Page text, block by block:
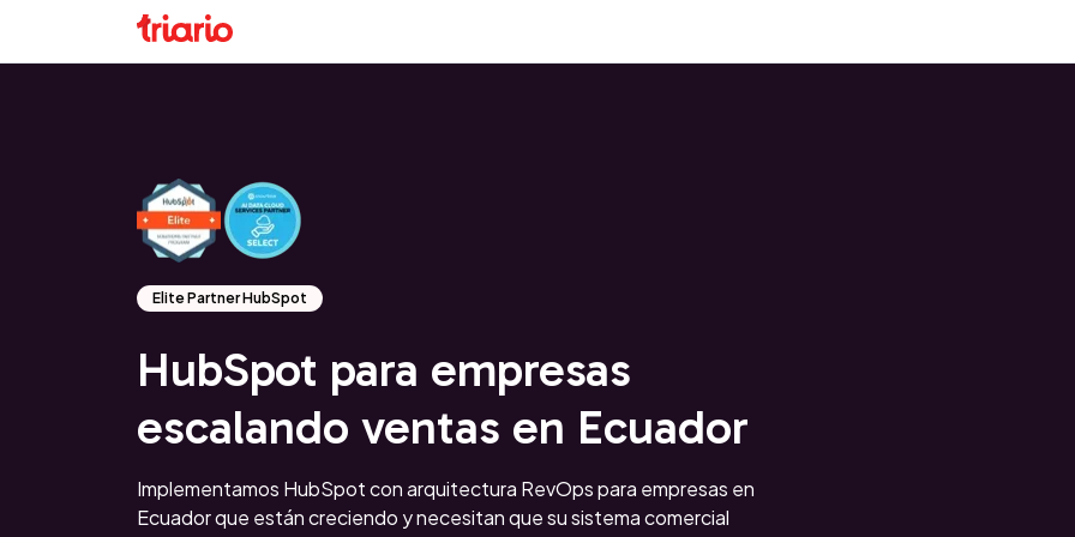
Elite Partner HubSpot
HubSpot para empresas
escalando ventas en Ecuador
Implementamos HubSpot con arquitectura RevOps para empresas en
Ecuador que están creciendo y necesitan que su sistema comercial